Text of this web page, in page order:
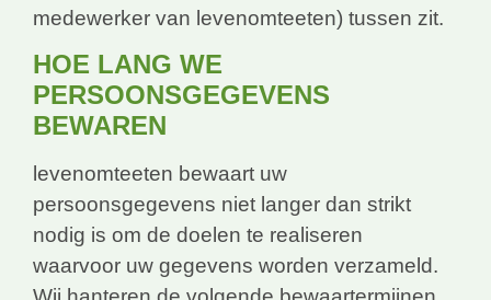
medewerker van levenomteeten) tussen zit.
HOE LANG WE
PERSOONSGEGEVENS
BEWAREN
levenomteeten bewaart uw
persoonsgegevens niet langer dan strikt
nodig is om de doelen te realiseren
waarvoor uw gegevens worden verzameld.